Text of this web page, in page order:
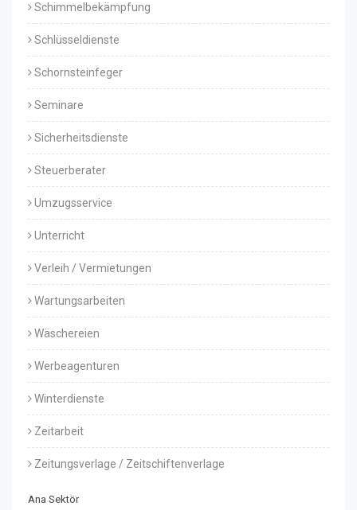
Schimmelbekämpfung
Schlüsseldienste
Schornsteinfeger
Seminare
Sicherheitsdienste
Steuerberater
Umzugsservice
Unterricht
Verleih / Vermietungen
Wartungsarbeiten
Wäschereien
Werbeagenturen
Winterdienste
Zeitarbeit
Zeitungsverlage / Zeitschiftenverlage
Ana Sektör